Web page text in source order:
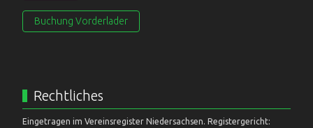
Buchung Vorderlader
Rechtliches
Eingetragen im Vereinsregister Niedersachsen. Registergericht: